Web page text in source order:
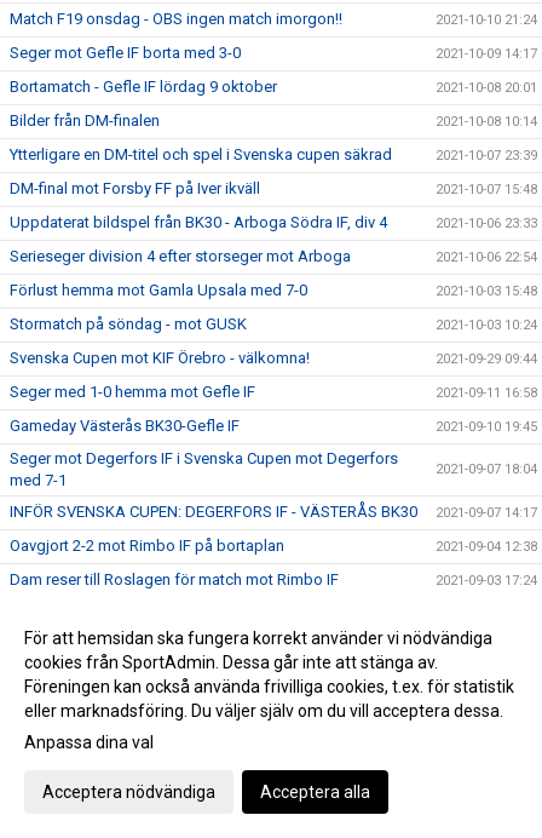
Match F19 onsdag - OBS ingen match imorgon!! 2021-10-10 21:24
Seger mot Gefle IF borta med 3-0 2021-10-09 14:17
Bortamatch - Gefle IF lördag 9 oktober 2021-10-08 20:01
Bilder från DM-finalen 2021-10-08 10:14
Ytterligare en DM-titel och spel i Svenska cupen säkrad 2021-10-07 23:39
DM-final mot Forsby FF på Iver ikväll 2021-10-07 15:48
Uppdaterat bildspel från BK30 - Arboga Södra IF, div 4 2021-10-06 23:33
Serieseger division 4 efter storseger mot Arboga 2021-10-06 22:54
Förlust hemma mot Gamla Upsala med 7-0 2021-10-03 15:48
Stormatch på söndag - mot GUSK 2021-10-03 10:24
Svenska Cupen mot KIF Örebro - välkomna! 2021-09-29 09:44
Seger med 1-0 hemma mot Gefle IF 2021-09-11 16:58
Gameday Västerås BK30-Gefle IF 2021-09-10 19:45
Seger mot Degerfors IF i Svenska Cupen mot Degerfors
med 7-1
2021-09-07 18:04
INFÖR SVENSKA CUPEN: DEGERFORS IF - VÄSTERÅS BK30 2021-09-07 14:17
Oavgjort 2-2 mot Rimbo IF på bortaplan 2021-09-04 12:38
Dam reser till Roslagen för match mot Rimbo IF 2021-09-03 17:24
Seger hemma mot Selånger SK med 6-0 2021-08-28 16:52
INFÖR: VÄSTERÅS BK30 DAM - SELÅNGER SK 2021-08-27 09:26
Seriepremiär Div 4 Västmanland! 2021-08-23 10:25
Förlust borta mot Täby med 1-0
DEGERFORS IF VÄNTAR I 2:OMGÅNGEN AV
SVENSKACUPEN
För att hemsidan ska fungera korrekt använder vi nödvändiga
cookies från SportAdmin. Dessa går inte att stänga av.
Föreningen kan också använda frivilliga cookies, t.ex. för statistik
eller marknadsföring. Du väljer själv om du vill acceptera dessa.
Anpassa dina val
Acceptera nödvändiga Acceptera alla